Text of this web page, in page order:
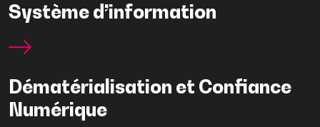
Système d’information
Dématérialisation et Confiance
Numérique